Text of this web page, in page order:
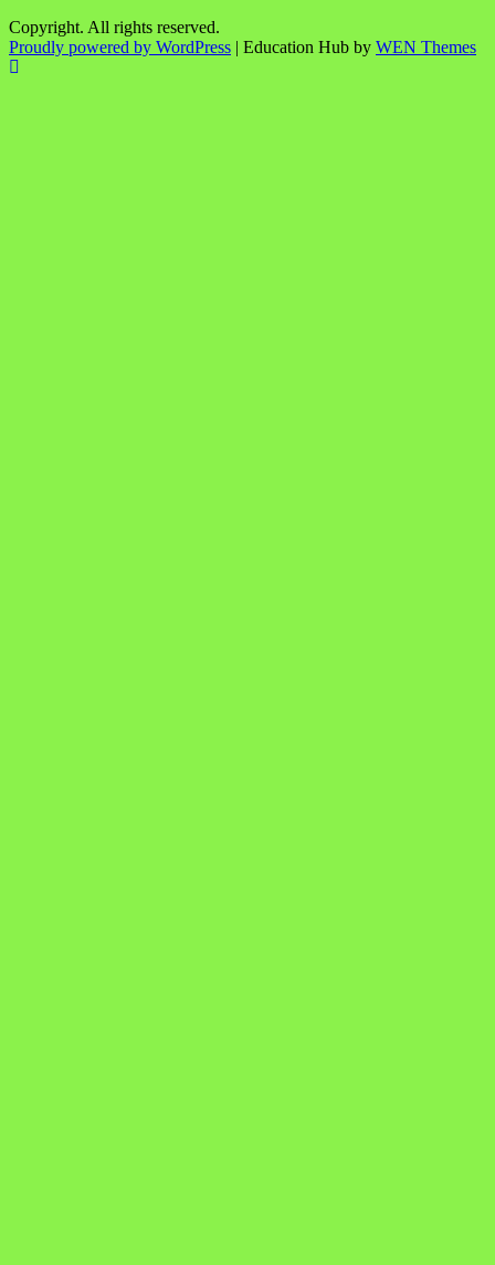
Copyright. All rights reserved.
Proudly powered by WordPress | Education Hub by WEN Themes